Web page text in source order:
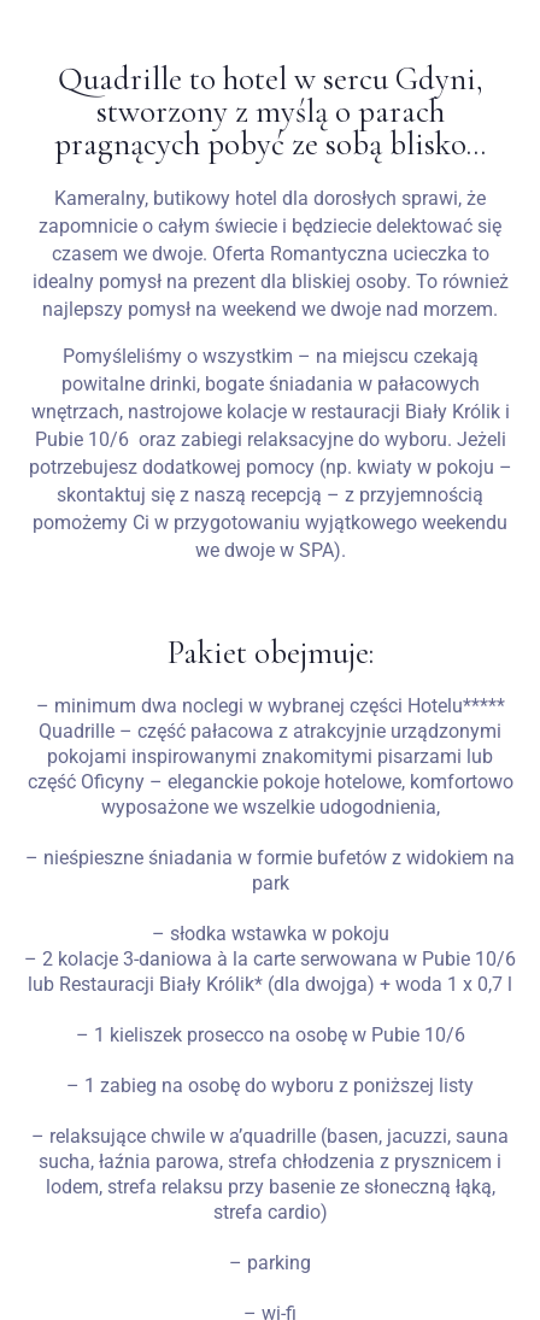
Blog
PL
Quadrille to hotel w sercu Gdyni,
stworzony z myślą o parach
pragnących pobyć ze sobą blisko…
Kameralny, butikowy hotel dla dorosłych sprawi, że
zapomnicie o całym świecie i będziecie delektować się
czasem we dwoje. Oferta Romantyczna ucieczka to
idealny pomysł na prezent dla bliskiej osoby. To również
najlepszy pomysł na weekend we dwoje nad morzem.
Pomyśleliśmy o wszystkim – na miejscu czekają
powitalne drinki, bogate śniadania w pałacowych
wnętrzach, nastrojowe kolacje w restauracji Biały Królik i
Pubie 10/6 oraz zabiegi relaksacyjne do wyboru. Jeżeli
potrzebujesz dodatkowej pomocy (np. kwiaty w pokoju –
skontaktuj się z naszą recepcją – z przyjemnością
pomożemy Ci w przygotowaniu wyjątkowego weekendu
we dwoje w SPA).
Pakiet obejmuje:
– minimum dwa noclegi w wybranej części Hotelu*****
Quadrille – część pałacowa z atrakcyjnie urządzonymi
pokojami inspirowanymi znakomitymi pisarzami lub
część Oficyny – eleganckie pokoje hotelowe, komfortowo
wyposażone we wszelkie udogodnienia,
– nieśpieszne śniadania w formie bufetów z widokiem na
park
– słodka wstawka w pokoju
– 2 kolacje 3-daniowa à la carte serwowana w Pubie 10/6
lub Restauracji Biały Królik* (dla dwojga) + woda 1 x 0,7 l
– 1 kieliszek prosecco na osobę w Pubie 10/6
– 1 zabieg na osobę do wyboru z poniższej listy
– relaksujące chwile w a’quadrille (basen, jacuzzi, sauna
sucha, łaźnia parowa, strefa chłodzenia z prysznicem i
lodem, strefa relaksu przy basenie ze słoneczną łąką,
strefa cardio)
– parking
– wi-fi